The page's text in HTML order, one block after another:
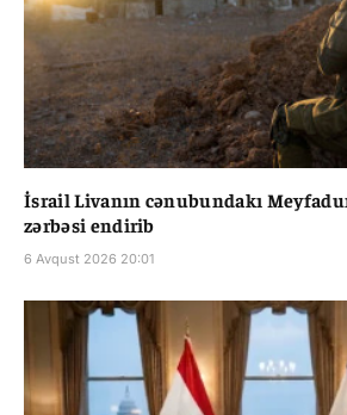
İsrail Livanın cənubundakı
zərbəsi endirib
6 Avqust 2026 20:01